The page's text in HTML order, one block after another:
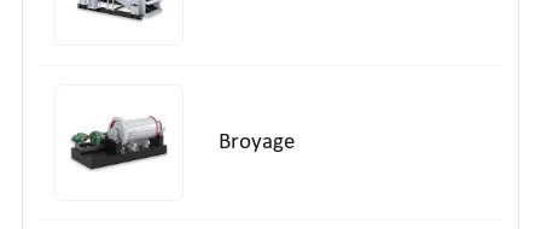
Broyage